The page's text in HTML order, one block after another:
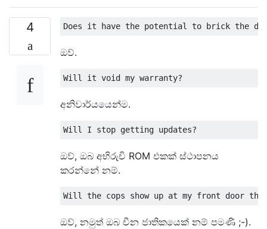
4
ඔව්.
අනිවාර්යයෙන්ම.
ඔව්, ඔබ අභිරුචි ROM එකක් ස්ථාපනය
කරන්නේ නම්.
ඔව්, නමුත් ඔබ චීන ජාතිකයෙක් නම් පමණි ;-).